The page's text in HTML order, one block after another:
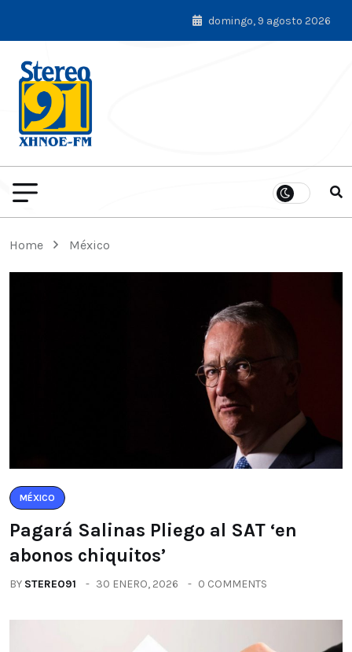
domingo, 9 agosto 2026
Home México
MÉXICO
Pagará Salinas Pliego al SAT ‘en
abonos chiquitos’
BY STEREO91 30 ENERO, 2026 0 COMMENTS